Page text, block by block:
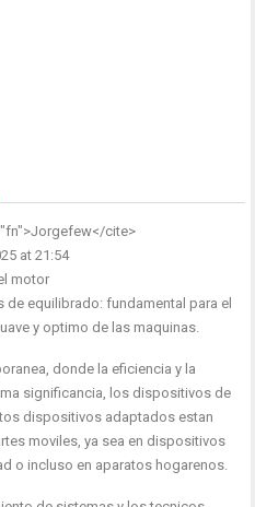
cite>
at 21:54
motor
de equilibrado: fundamental para el
y optimo de las maquinas.
donde la eficiencia y la
significancia, los dispositivos de
dispositivos adaptados estan
moviles, ya sea en dispositivos
o incluso en aparatos hogarenos.